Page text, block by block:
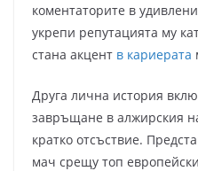
коментаторите в
укрепи репутацията му
стана акцент в кариерата
Друга лична история
завръщане в алжирския
кратко отсъствие.
мач срещу топ